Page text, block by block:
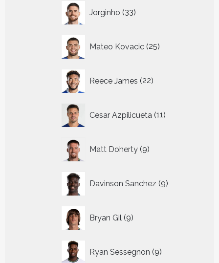
Jorginho 33
producten
Mateo Kovacic 25
producten
Reece James 22
producten
Cesar Azpilicueta 11
producten
Matt Doherty 9
producten
Davinson Sanchez 9
producten
Bryan Gil 9
producten
Ryan Sessegnon 9
producten